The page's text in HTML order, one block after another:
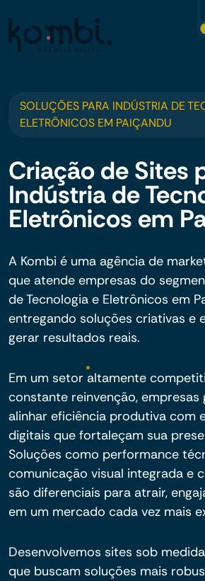
SOLUÇÕES PARA INDÚSTRIA DE
ELETRÔNICOS EM PAIÇANDU
Criação de Sites
Indústria de
Eletrônicos em
A Kombi é uma agência de
que atende empresas do
de Tecnologia e Eletrônicos em
entregando soluções criativas e
gerar resultados reais.
Em um setor altamente
constante reinvenção, empresas
alinhar eficiência produtiva com
digitais que fortaleçam sua
Soluções como performance
comunicação visual integrada e
são diferenciais para atrair,
em um mercado cada vez mais
Desenvolvemos sites sob
que buscam soluções mais